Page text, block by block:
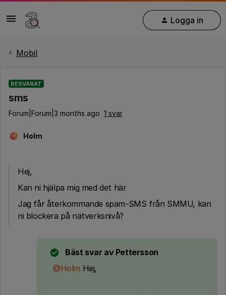
Logga in
Mobil
BESVARAT
sms
Forum|Forum|3 months ago 1 svar
H Holm
Hej,
Kan ni hjälpa mig med det här
Jag får återkommande spam-SMS från SMMU, kan
ni blockera på nätverksnivå?
Bäst svar av Pettersson
@Holm Hej,